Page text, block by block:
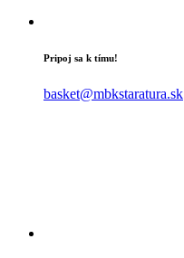
Pripoj sa k tímu!
basket@mbkstaratura.sk